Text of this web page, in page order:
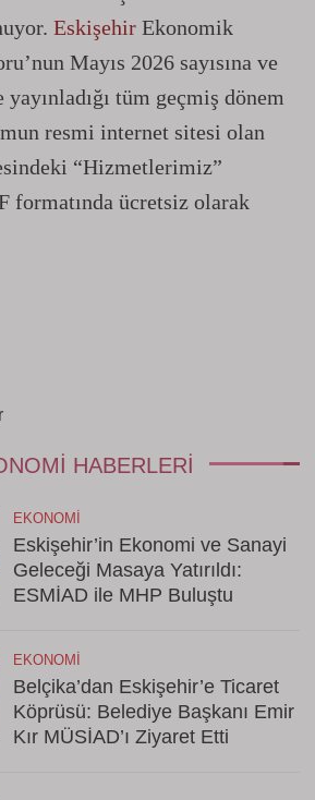
Eskişehir Ekonomik
Mayıs 2026 sayısına ve
yayınladığı tüm geçmiş dönem
resmi internet sitesi olan
“Hizmetlerimiz”
formatında ücretsiz olarak
HABERLERI
EKONOMI
Eskişehir’in Ekonomi ve Sanayi
Geleceği Masaya Yatırıldı:
ESMİAD ile MHP Buluştu
EKONOMI
Belçika’dan Eskişehir’e Ticaret
Köprüsü: Belediye Başkanı Emir
Kır MÜSİAD’ı Ziyaret Etti